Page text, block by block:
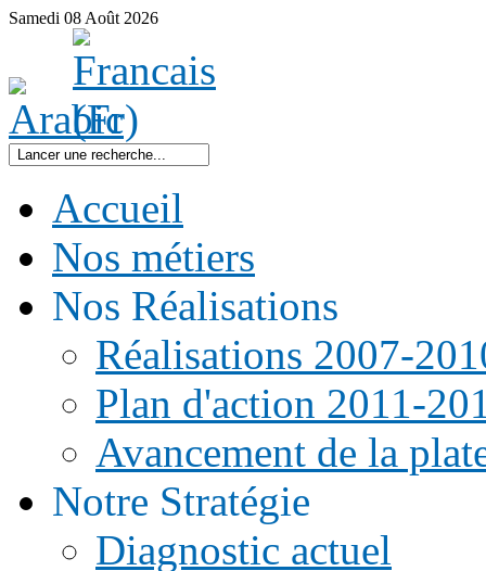
Samedi 08 Août 2026
Accueil
Nos métiers
Nos Réalisations
Réalisations 2007-
Plan d'action 2011-
Avancement de la
Notre Stratégie
Diagnostic actuel